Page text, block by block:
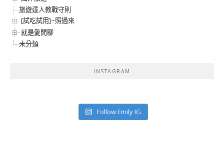
旅遊達人教戰守則
[試吃試用]~照過來
就是愛閒聊
未分類
INSTAGRAM
Follow Emily IG